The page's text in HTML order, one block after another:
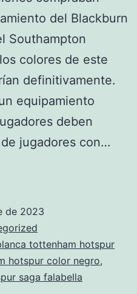
del Blackburn
Southampton
colores de este
definitivamente.
equipamiento
deben
jugadores con…
de 2023
tottenham hotspur
hotspur color negro,
saga falabella